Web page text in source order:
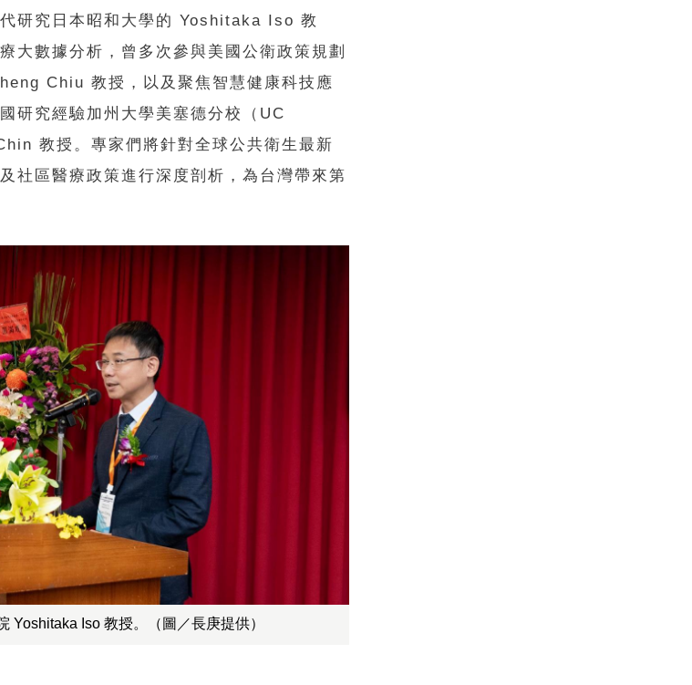
研究日本昭和大學的 Yoshitaka Iso 教
大數據分析，曾多次參與美國公衛政策規劃
Chiu 教授，以及聚焦智慧健康科技應
研究經驗加州大學美塞德分校（UC
教授。專家們將針對全球公共衛生最新
社區醫療政策進行深度剖析，為台灣帶來第
Yoshitaka Iso 教授。（圖／長庚提供）